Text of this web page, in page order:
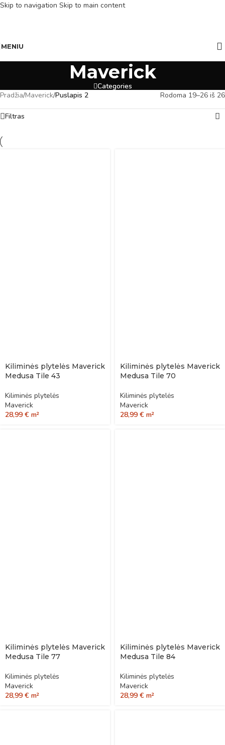
Skip to navigation Skip to main content
MENIU
Maverick
Categories
Pradžia/Maverick/Puslapis 2 Rodoma 19–26 iš 26
Filtras
Kiliminės plytelės Maverick
Medusa Tile 43
Kiliminės plytelės
Maverick
28,99 € m²
Kiliminės plytelės Maverick
Medusa Tile 70
Kiliminės plytelės
Maverick
28,99 € m²
Kiliminės plytelės Maverick
Medusa Tile 77
Kiliminės plytelės
Maverick
28,99 € m²
Kiliminės plytelės Maverick
Medusa Tile 84
Kiliminės plytelės
Maverick
28,99 € m²